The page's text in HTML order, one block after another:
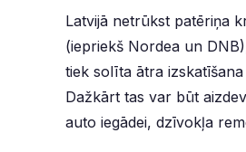
Latvijā netrūkst patēriņa
(iepriekš Nordea un
tiek solīta ātra
Dažkārt tas var būt
auto iegādei, dzīvokļa